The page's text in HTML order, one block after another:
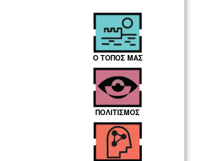
Ο ΤΟΠΟΣ ΜΑΣ
ΠΟΛΙΤΙΣΜΟΣ